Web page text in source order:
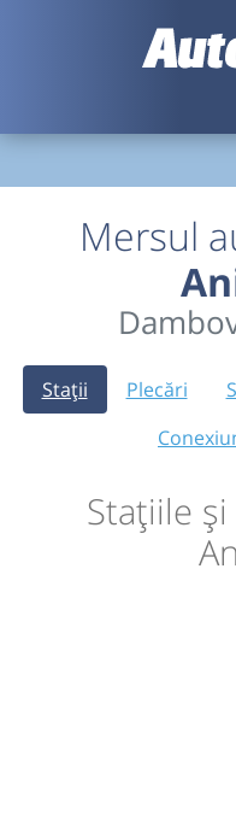
Mersul
Stații Plecări
Stațiile